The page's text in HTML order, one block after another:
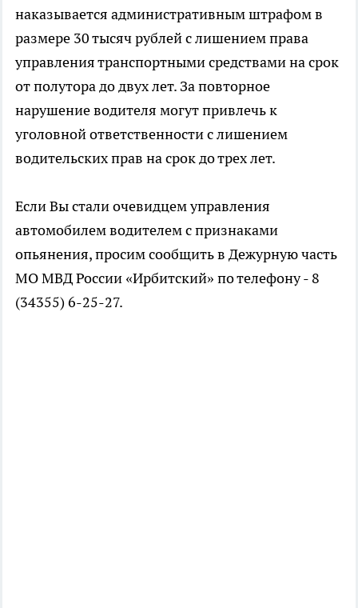
наказывается административным штрафом в
размере 30 тысяч рублей с лишением права
управления транспортными средствами на срок
от полутора до двух лет. За повторное
нарушение водителя могут привлечь к
уголовной ответственности с лишением
водительских прав на срок до трех лет.
Если Вы стали очевидцем управления
автомобилем водителем с признаками
опьянения, просим сообщить в Дежурную часть
МО МВД России «Ирбитский» по телефону - 8
(34355) 6-25-27.